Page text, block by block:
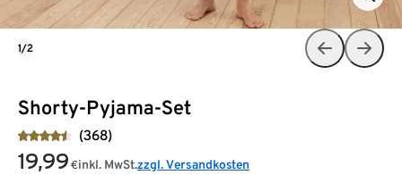
Shorty-Pyjama-Set
(368)
19,99 €inkl. MwSt.zzgl. Versandkosten
1/2